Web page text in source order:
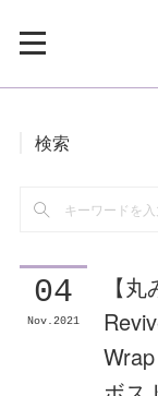
検索
04
Nov 2021
【